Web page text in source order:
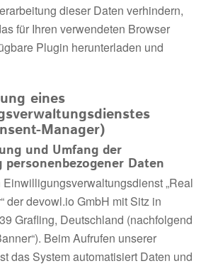
dieser Daten verhindern,
für Ihren verwendeten Browser
Plugin herunterladen und
eines
Manager)
und Umfang der
personenbezogener Daten
„Real
der devowl.io GmbH mit Sitz in
Grafling, Deutschland (nachfolgend
Beim Aufrufen unserer
das System automatisiert Daten und